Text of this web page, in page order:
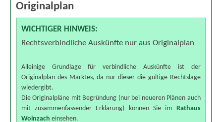
Originalplan
WICHTIGER HINWEIS:
Rechtsverbindliche Auskünfte nur aus Originalplan
Alleinige Grundlage für verbindliche Auskünfte ist der
Originalplan des Marktes, da nur dieser die gültige Rechtslage
wiedergibt.
Die Originalpläne mit Begründung (nur bei neueren Plänen auch
mit zusammenfassender Erklärung) können Sie im Rathaus
Wolnzach einsehen.